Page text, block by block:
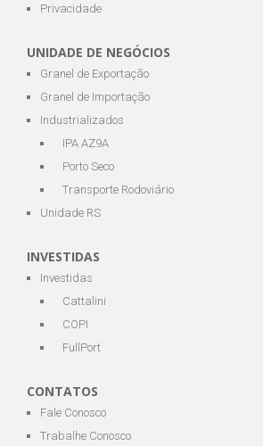
Privacidade
UNIDADE DE NEGÓCIOS
Granel de Exportação
Granel de Importação
Industrializados
IPA AZ9A
Porto Seco
Transporte Rodoviário
Unidade RS
INVESTIDAS
Investidas
Cattalini
COPI
FullPort
CONTATOS
Fale Conosco
Trabalhe Conosco